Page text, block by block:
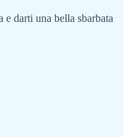
darti una bella sbarbata